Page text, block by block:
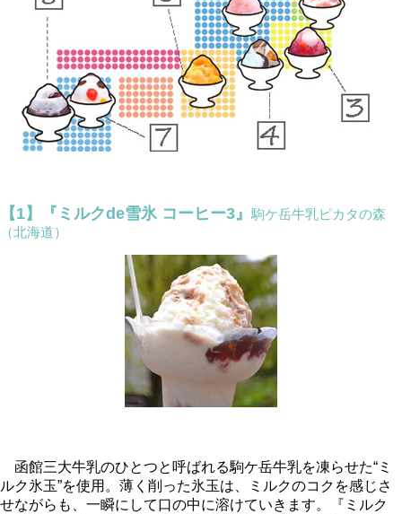
【1】『ミルクde雪氷 コーヒー3』駒ケ岳牛乳ピカタの森
（北海道）
函館三大牛乳のひとつと呼ばれる駒ケ岳牛乳を凍らせた“ミ
ルク氷玉”を使用。薄く削った氷玉は、ミルクのコクを感じさ
せながらも、一瞬にして口の中に溶けていきます。『ミルク